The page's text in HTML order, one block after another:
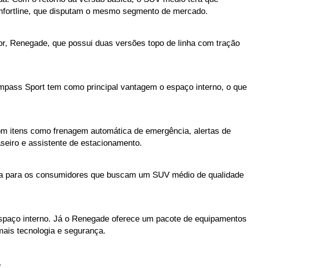
que disputam o mesmo segmento de mercado.
Renegade, que possui duas versões topo de linha com tração
Sport tem como principal vantagem o espaço interno, o que
itens como frenagem automática de emergência, alertas de
e assistente de estacionamento.
os consumidores que buscam um SUV médio de qualidade
interno. Já o Renegade oferece um pacote de equipamentos
tecnologia e segurança.